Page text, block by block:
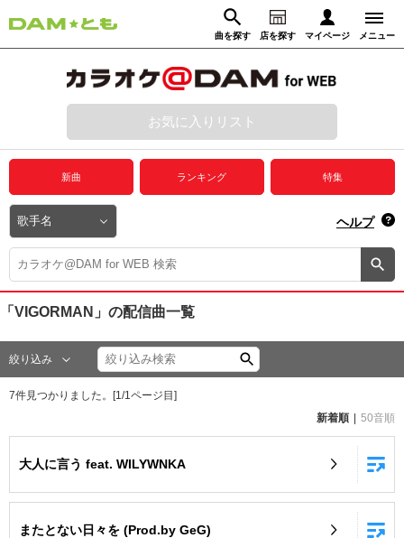
曲を探す 店を探す マイページ メニュー
動画からさがす 録音からさがす
ログイン
プレミアムサービス
DAM★とも動画
DAM★とも録音
カラオケ＠DAM
ユーザー検索
DAMの新曲・ランキングなど
お気に入りリスト
新曲 ランキング 特集
ヘルプ
「VIGORMAN」 の配信曲一覧
絞り込み
7件見つかりました。[1 /1 ページ目]
新着順
50音順
大人に言う feat. WILYWNKA
またとない日々を (Prod.by GeG)